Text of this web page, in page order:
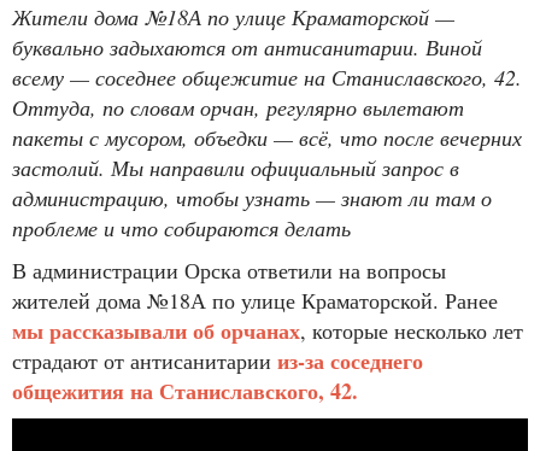
Жители дома №18А по улице Краматорской —
буквально задыхаются от антисанитарии. Виной
всему — соседнее общежитие на Станиславского, 42.
Оттуда, по словам орчан, регулярно вылетают
пакеты с мусором, объедки — всё, что после вечерних
застолий. Мы направили официальный запрос в
администрацию, чтобы узнать — знают ли там о
проблеме и что собираются делать
В администрации Орска ответили на вопросы
жителей дома №18А по улице Краматорской. Ранее
мы рассказывали об орчанах, которые несколько лет
страдают от антисанитарии из‑за соседнего
общежития на Станиславского, 42.